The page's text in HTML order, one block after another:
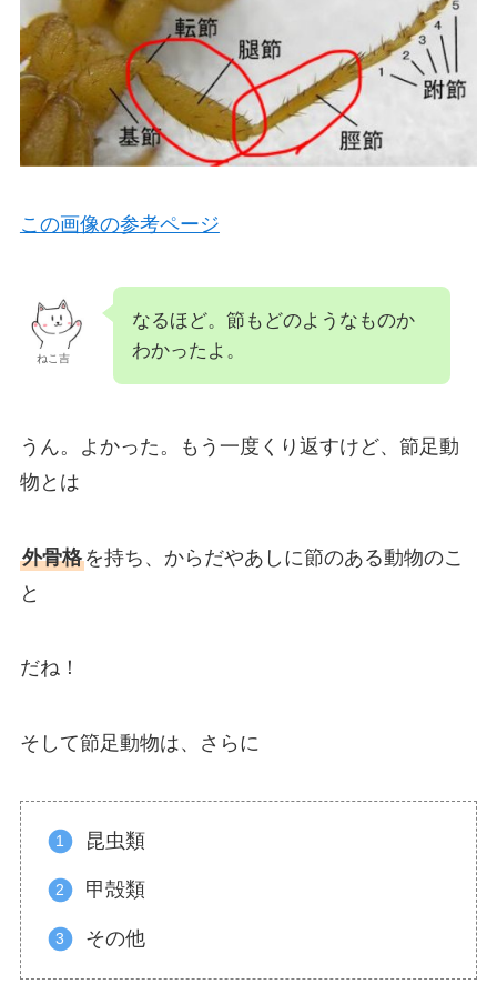
この画像の参考ページ
ねこ吉
なるほど。節もどのようなものか
わかったよ。
うん。よかった。もう一度くり返すけど、節足動
物とは
外骨格を持ち、からだやあしに節のある動物のこ
と
だね！
そして節足動物は、さらに
昆虫類
甲殻類
その他